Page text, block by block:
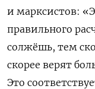
и марксистов:
правильного
солжёшь, тем
скорее верят
Это